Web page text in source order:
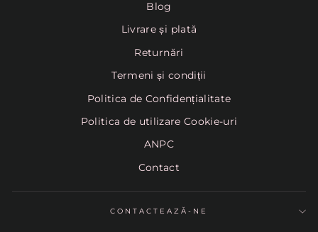
Blog
Livrare și plată
Returnări
Termeni și condiții
Politica de Confidențialitate
Politica de utilizare Cookie-uri
ANPC
Contact
CONTACTEAZĂ-NE